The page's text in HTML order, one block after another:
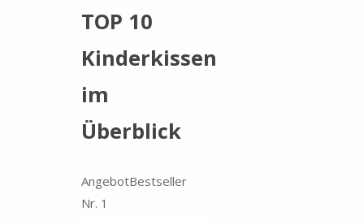
TOP 10
Kinderkissen
im
Überblick
AngebotBestseller
Nr. 1